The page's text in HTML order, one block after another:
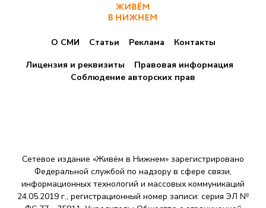
О СМИ Статьи Реклама
Контакты
Лицензия и реквизиты
Правовая информация
Соблюдение авторских прав
Сетевое издание «Живём в Нижнем» зарегистрировано
Федеральной службой по надзору в сфере связи,
информационных технологий и массовых коммуникаций
24.05.2019 г., регистрационный номер записи: серия ЭЛ №